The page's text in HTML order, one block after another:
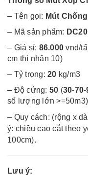
– Tên gọi: Mút
– Mã sản phẩm: DC20
– Giá sỉ: 86.000vnd/
cm thì nhân 10)
– Tỷ trọng: 20 kg/m3
– Độ cứng: 50 (30-70-
số lượng lớn
– Quy cách: (rộng x
ý: chiều cao cắt theo
100cm).
Lưu ý: